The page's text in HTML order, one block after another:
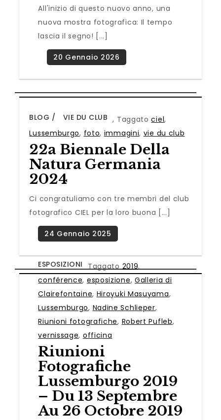
All'inizio di questo nuovo anno, una
nuova mostra fotografica: Il tempo
lascia il segno! [...]
BLOG ,
VIE DU CLUB Taggatociel,
Lussemburgo, foto, immagini, vie du club
22a Biennale Della
Natura Germania
2024
Ci congratuliamo con tre membri del club
fotografico CIEL per la loro buona [...]
ESPOSIZIONI Taggato 2019,
conférence, esposizione, Galleria di
Clairefontaine, Hiroyuki Masuyama,
Lussemburgo, Nadine Schlieper,
Riunioni fotografiche, Robert Pufleb,
vernissage, officina
Riunioni
Fotografiche
Lussemburgo 2019
– Du 13 Septembre
Au 26 Octobre 2019